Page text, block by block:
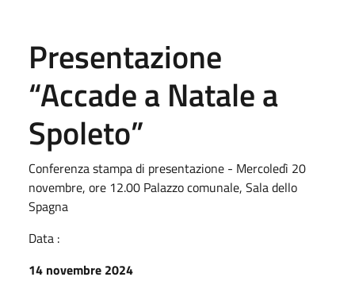
Presentazione
“Accade a Natale a
Spoleto”
Conferenza stampa di presentazione - Mercoledì 20
novembre, ore 12.00 Palazzo comunale, Sala dello
Spagna
Data :
14 novembre 2024